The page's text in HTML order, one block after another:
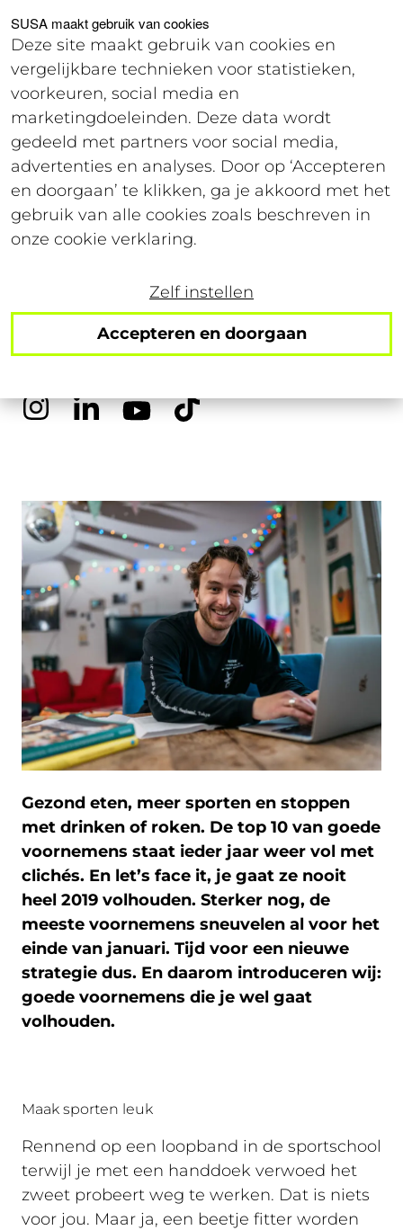
SUSA maakt gebruik van cookies
Deze site maakt gebruik van cookies en
vergelijkbare technieken voor statistieken,
voorkeuren, social media en
marketingdoeleinden. Deze data wordt
gedeeld met partners voor social media,
advertenties en analyses. Door op ‘Accepteren
en doorgaan’ te klikken, ga je akkoord met het
gebruik van alle cookies zoals beschreven in
onze cookie verklaring.
Zelf instellen
Accepteren en doorgaan
Voor studenten Voor werkgevers
Login
Goede voornemens die
3 januari 2019
Leestijd: 3 minuten
Gezond eten, meer sporten en stoppen
met drinken of roken. De top 10 van goede
voornemens staat ieder jaar weer vol met
clichés. En let’s face it, je gaat ze nooit
heel 2019 volhouden. Sterker nog, de
meeste voornemens sneuvelen al voor het
einde van januari. Tijd voor een nieuwe
strategie dus. En daarom introduceren wij:
goede voornemens die je wel gaat
volhouden.
Maak sporten leuk
Rennend op een loopband in de sportschool
terwijl je met een handdoek verwoed het
zweet probeert weg te werken. Dat is niets
voor jou. Maar ja, een beetje fitter worden